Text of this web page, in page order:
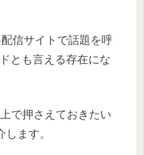
信サイトで話題を呼
とも言える存在にな
で押さえておきたい
ます。